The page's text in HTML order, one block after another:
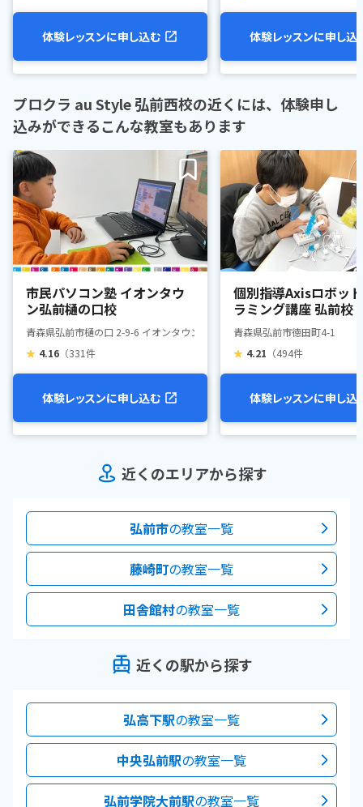
体験レッスンに申し込む 体験レッスンに申し込
プロクラ au Style 弘前西校の近くには、体験申し
込みができるこんな教室もあります
市民パソコン塾 イオンタウ
ン弘前樋の口校
青森県弘前市樋の口 2-9-6 イオンタウン弘前樋の口 (ペッピーキッズクラブ
★ 4.16 （331件
体験レッスンに申し込む
個別指導Axisロボッ
ラミング講座 弘前校
青森県弘前市徳田町4-1
★ 4.21 （494件
体験レッスンに申し込
近くのエリアから探す
弘前市の教室一覧
藤崎町の教室一覧
田舎館村の教室一覧
近くの駅から探す
弘高下駅の教室一覧
中央弘前駅の教室一覧
弘前学院大前駅の教室一覧